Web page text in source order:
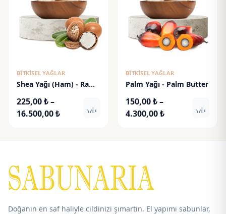
BITKISEL YAĞLAR
Shea Yağı (Ham) - Raw
225,00₺–
16.500,00₺Fiyat
visibility
BITKISEL YAĞLAR
Palm Yağı - Palm Butter
150,00₺–
4.300,00₺Fiyat
Doğanın en saf haliyle cildinizi şımartın. El yapımı sabunlar,